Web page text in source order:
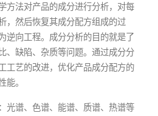
方法对产品的成分进行分析，对每
，然后恢复其成分配方组成的过
逆向工程。成分分析的目的就是了
、缺陷、杂质等问题。通过成分分
工艺的改进，优化产品成分配方的
能。
光谱、色谱、能谱、质谱、热谱等